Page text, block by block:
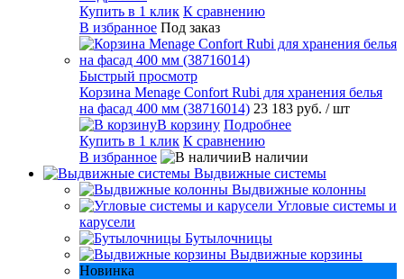
Купить в 1 клик К сравнению
В избранное Под заказ
Быстрый просмотр
Корзина Menage Confort Rubi для хранения белья
на фасад 400 мм (38716014) 23 183 руб. / шт
В корзину Подробнее
Купить в 1 клик К сравнению
В избранное
В наличии
Выдвижные системы
Выдвижные колонны
Угловые системы и
карусели
Бутылочницы
Выдвижные корзины
Новинка